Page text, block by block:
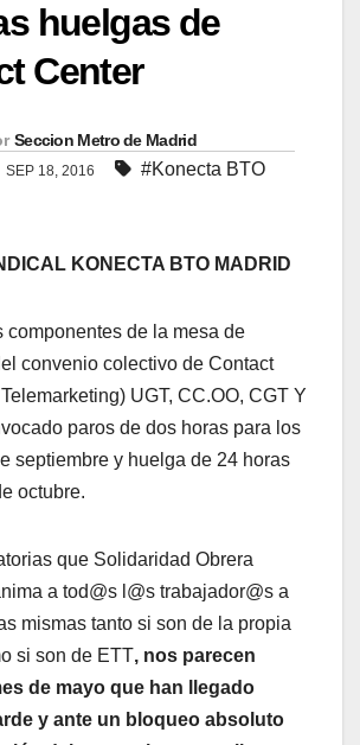
huelgas de
Center
Seccion Metro de Madrid
SEP 18, 2016 #Konecta BTO
KONECTA BTO MADRID
componentes de la mesa de
convenio colectivo de Contact
UGT, CC.OO, CGT Y
paros de dos horas para los
septiembre y huelga de 24 horas
octubre.
que Solidaridad Obrera
a tod@s l@s trabajador@s a
mismas tanto si son de la propia
si son de ETT, nos parecen
de mayo que han llegado
y ante un bloqueo absoluto